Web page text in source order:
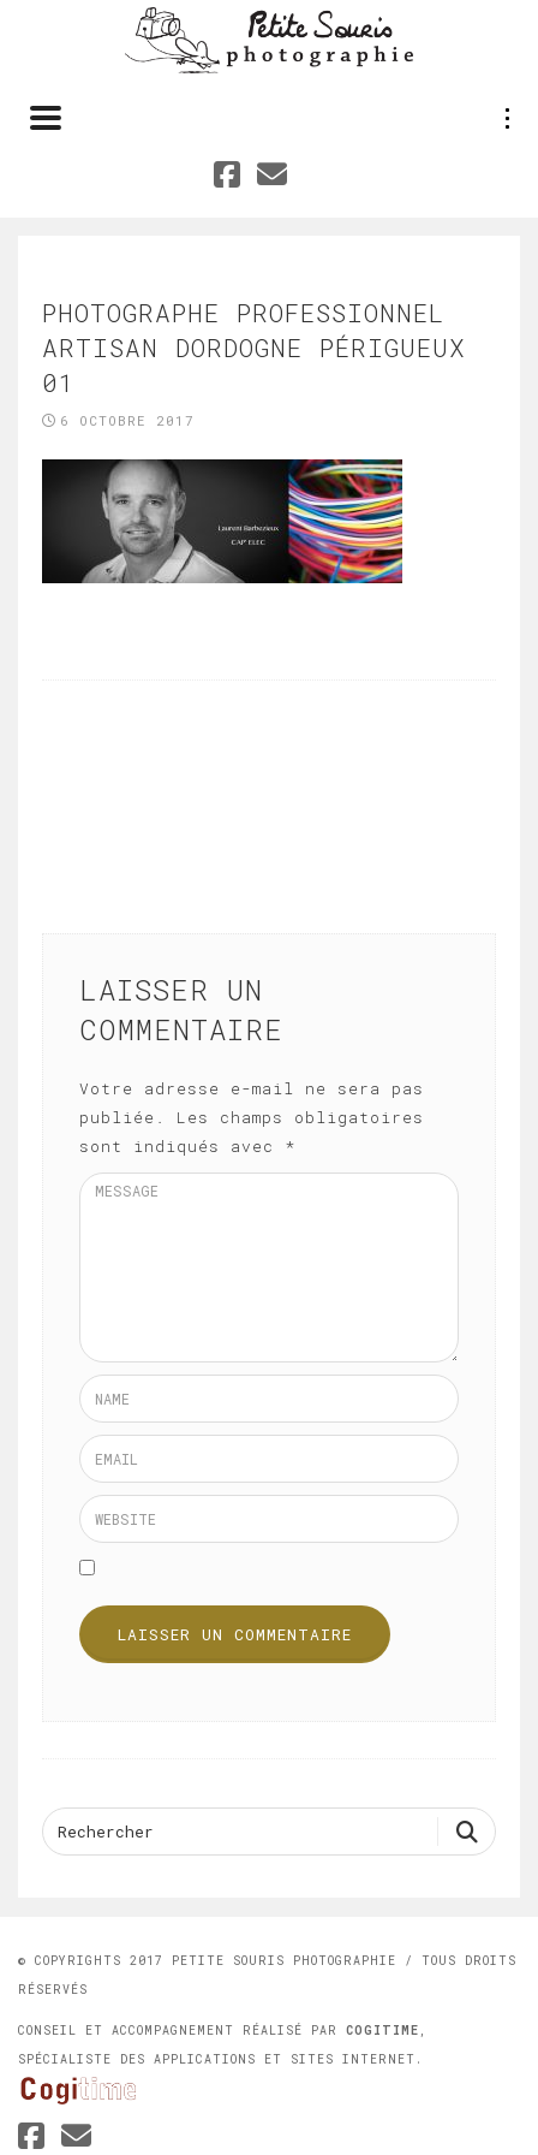
Toggle navigation
PHOTOGRAPHE PROFESSIONNEL
ARTISAN DORDOGNE PÉRIGUEUX
01
6 OCTOBRE 2017
LAISSER UN
COMMENTAIRE
Votre adresse e-mail ne sera pas
publiée.
Les champs obligatoires
sont indiqués avec *
© COPYRIGHTS 2017 PETITE SOURIS PHOTOGRAPHIE / TOUS DROITS
RÉSERVÉS
CONSEIL ET ACCOMPAGNEMENT RÉALISÉ PAR COGITIME ,
SPÉCIALISTE DES APPLICATIONS ET SITES INTERNET.